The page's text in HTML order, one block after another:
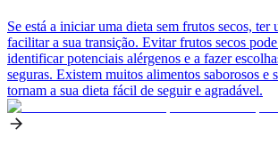
Se está a iniciar uma dieta sem frutos secos, ter
facilitar a sua transição. Evitar frutos secos
identificar potenciais alérgenos e a fazer
seguras. Existem muitos alimentos saborosos e
tornam a sua dieta fácil de seguir e agradável.